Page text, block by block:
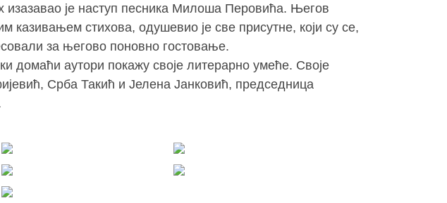
изазавао је наступ песника Милоша Перовића. Његов
казивањем стихова, одушевио је све присутне, који су се,
за његово поновно гостовање.
домаћи аутори покажу своје литерарно умеће. Своје
Срба Такић и Јелена Јанковић, председница